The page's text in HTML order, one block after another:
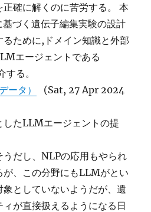
確に解くのに苦労する。 本
づく遺伝子編集実験の設計
ために,ドメイン知識と外部
エージェントである
る。
ータ）
(Sat, 27 Apr 2024
したLLMエージェントの提
うだし、NLPの応用もやられ
が、この分野にもLLMがとい
象としていないようだが、遺
が直接扱えるようになる日